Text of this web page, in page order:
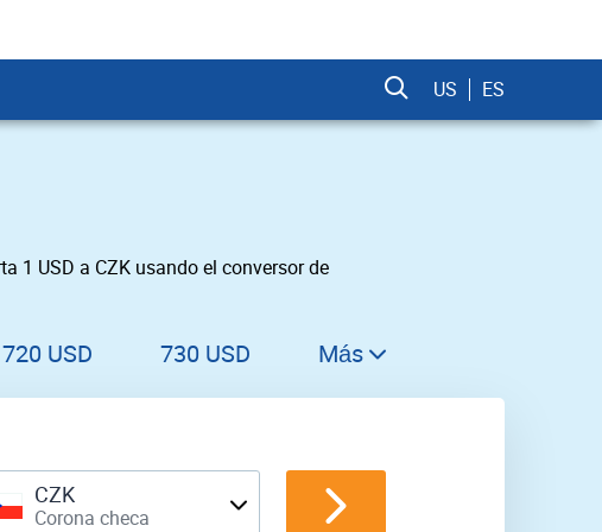
US ES
1 USD a CZK usando el conversor de
720 USD 730 USD
750 USD
760 USD
770 USD
Más
CZK
Corona checa